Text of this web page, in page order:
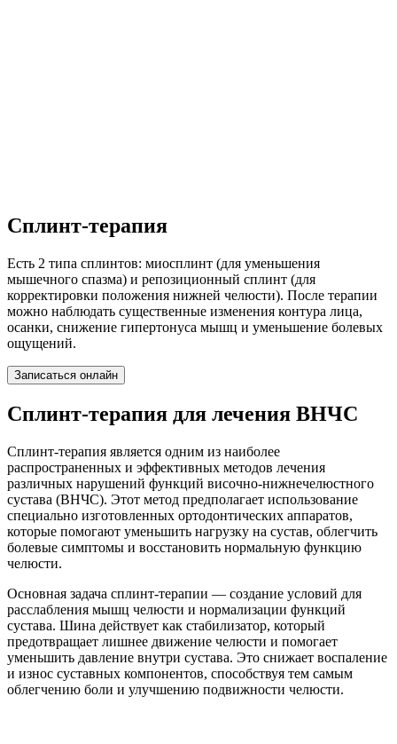
Сплинт-терапия
Есть 2 типа сплинтов: миосплинт (для уменьшения
мышечного спазма) и репозиционный сплинт (для
корректировки положения нижней челюсти). После терапии
можно наблюдать существенные изменения контура лица,
осанки, снижение гипертонуса мышц и уменьшение болевых
ощущений.
Записаться онлайн
Сплинт-терапия для лечения ВНЧС
Сплинт-терапия является одним из наиболее
распространенных и эффективных методов лечения
различных нарушений функций височно-нижнечелюстного
сустава (ВНЧС). Этот метод предполагает использование
специально изготовленных ортодонтических аппаратов,
которые помогают уменьшить нагрузку на сустав, облегчить
болевые симптомы и восстановить нормальную функцию
челюсти.
Основная задача сплинт-терапии — создание условий для
расслабления мышц челюсти и нормализации функций
сустава. Шина действует как стабилизатор, который
предотвращает лишнее движение челюсти и помогает
уменьшить давление внутри сустава. Это снижает воспаление
и износ суставных компонентов, способствуя тем самым
облегчению боли и улучшению подвижности челюсти.